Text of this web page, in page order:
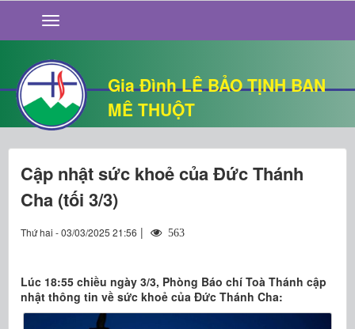
Gia Đình LÊ BẢO TỊNH BAN
MÊ THUỘT
GIỚI THIỆU
TIN TỨC
SỐNG ĐẠO
CHUYỆN NHÀ
QUÁN VĂN
THƯ GIÃN
Cập nhật sức khoẻ của Đức Thánh
Cha (tối 3/3)
Thứ hai - 03/03/2025 21:56 | 563
Lúc 18:55 chiều ngày 3/3, Phòng Báo chí Toà Thánh cập
nhật thông tin về sức khoẻ của Đức Thánh Cha: